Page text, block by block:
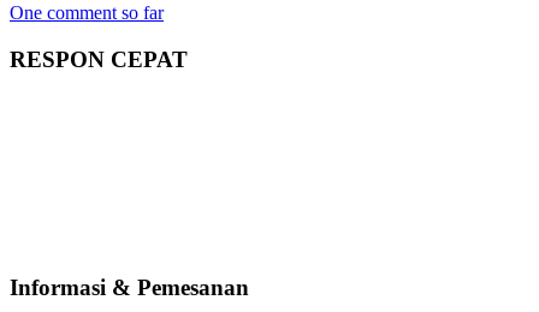
One comment so far
RESPON CEPAT
Informasi & Pemesanan